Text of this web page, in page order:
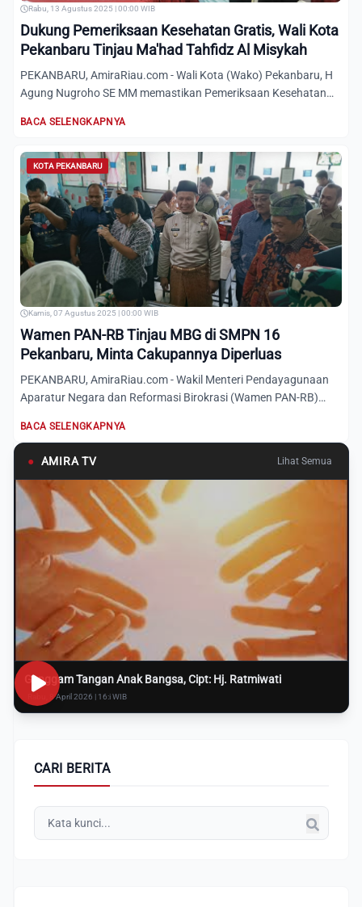
Rabu, 13 Agustus 2025 | 00:00 WIB
Dukung Pemeriksaan Kesehatan Gratis, Wali Kota
Pekanbaru Tinjau Ma'had Tahfidz Al Misykah
PEKANBARU, AmiraRiau.com - Wali Kota (Wako) Pekanbaru, H
Agung Nugroho SE MM memastikan Pemeriksaan Kesehatan
BACA SELENGKAPNYA
KOTA PEKANBARU
Kamis, 07 Agustus 2025 | 00:00 WIB
Wamen PAN-RB Tinjau MBG di SMPN 16
Pekanbaru, Minta Cakupannya Diperluas
PEKANBARU, AmiraRiau.com - Wakil Menteri Pendayagunaan
Aparatur Negara dan Reformasi Birokrasi (Wamen PAN-RB)
BACA SELENGKAPNYA
● AMIRA TV Lihat Semua
Genggam Tangan Anak Bangsa, Cipt: Hj. Ratmiwati
Rabu, 8 April 2026 | 16:i WIB
CARI BERITA